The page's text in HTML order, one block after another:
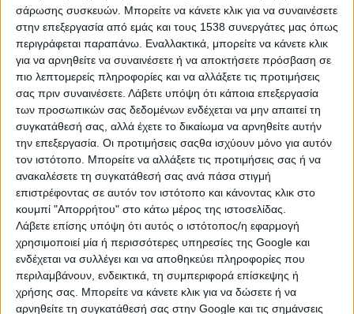
σάρωσης συσκευών. Μπορείτε να κάνετε κλικ για να συναινέσετε
στην επεξεργασία από εμάς και τους 1538 συνεργάτες μας όπως
περιγράφεται παραπάνω. Εναλλακτικά, μπορείτε να κάνετε κλικ
για να αρνηθείτε να συναινέσετε ή να αποκτήσετε πρόσβαση σε
πιο λεπτομερείς πληροφορίες και να αλλάξετε τις προτιμήσεις
σας πριν συναινέσετε. Λάβετε υπόψη ότι κάποια επεξεργασία
των προσωπικών σας δεδομένων ενδέχεται να μην απαιτεί τη
συγκατάθεσή σας, αλλά έχετε το δικαίωμα να αρνηθείτε αυτήν
την επεξεργασία. Οι προτιμήσεις σαςθα ισχύουν μόνο για αυτόν
τον ιστότοπο. Μπορείτε να αλλάξετε τις προτιμήσεις σας ή να
ανακαλέσετε τη συγκατάθεσή σας ανά πάσα στιγμή
επιστρέφοντας σε αυτόν τον ιστότοπο και κάνοντας κλικ στο
κουμπί "Απορρήτου" στο κάτω μέρος της ιστοσελίδας.
Λάβετε επίσης υπόψη ότι αυτός ο ιστότοπος/η εφαρμογή
χρησιμοποιεί μία ή περισσότερες υπηρεσίες της Google και
ενδέχεται να συλλέγει και να αποθηκεύει πληροφορίες που
περιλαμβάνουν, ενδεικτικά, τη συμπεριφορά επίσκεψης ή
χρήσης σας. Μπορείτε να κάνετε κλικ για να δώσετε ή να
αρνηθείτε τη συγκατάθεσή σας στην Google και τις σημάνσεις
πρόσθετης ασφάλισης. Υπενθυμίζεται
πως ο κλάδος πρόσθετης ασφάλισης
-καθολικός διάδοχος του οποίου είναι ο
κλάδος κύριας ασφάλισης – ήταν σε
λειτουργία μια 10ετία, από το 1988 έως
1997. Με πρόσφατη διάταξη σε
νομοσχέδιο του υπουργείου Εργασίας
και Κοινωνικών Ασφαλίσεων
προβλέπεται νέος τρόπος υπολογισμού
του κόστους εξαγοράς. Ειδικότερα
ορίζεται ως νέο κόστος «το 20% επί του
70% του κατώτατου βασικού μισθού».